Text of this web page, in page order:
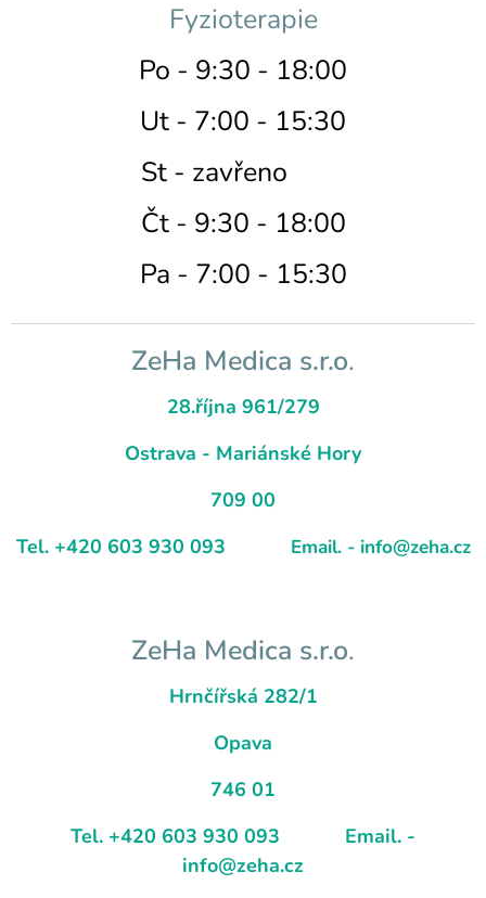
Fyzioterapie
Po - 9:30 - 18:00
Ut - 7:00 - 15:30
St - zavřeno
Čt - 9:30 - 18:00
Pa - 7:00 - 15:30
ZeHa Medica s.r.o.
28.října 961/279
Ostrava - Mariánské Hory
709 00
Tel. +420 603 930 093 Email. - info@zeha.cz
ZeHa Medica s.r.o.
Hrnčířská 282/1
Opava
746 01
Tel. +420 603 930 093 Email. -
info@zeha.cz